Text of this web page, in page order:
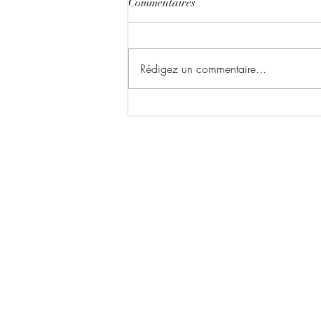
Rédigez un commentaire...